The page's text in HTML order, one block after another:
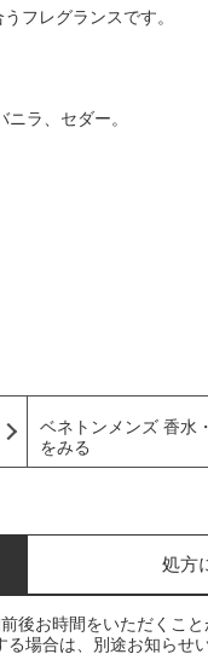
フレグランスです。
ラ、セダー。
ベネトンメンズ 香水
をみる
処方
後お時間をいただくこ
場合は、別途お知ら